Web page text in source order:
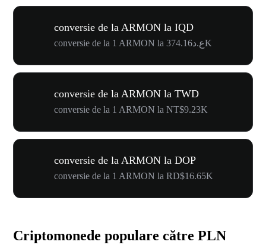
conversie de la ARMON la IQD
conversie de la 1 ARMON la ع.د374.16K
conversie de la ARMON la TWD
conversie de la 1 ARMON la NT$9.23K
conversie de la ARMON la DOP
conversie de la 1 ARMON la RD$16.65K
Criptomonede populare către PLN